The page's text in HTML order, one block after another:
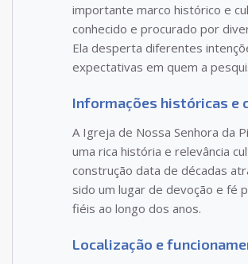
importante marco histórico e
conhecido e procurado por
Ela desperta diferentes
expectativas em quem a
Informações históricas e
A Igreja de Nossa Senhora da
uma rica história e relevância
construção data de décadas
sido um lugar de devoção e fé
fiéis ao longo dos anos.
Localização e